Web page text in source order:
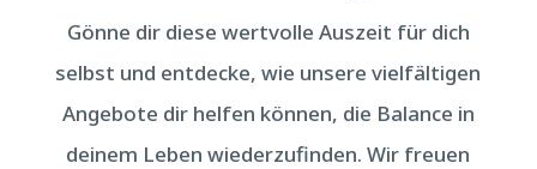
Gönne dir diese wertvolle Auszeit für dich
selbst und entdecke, wie unsere vielfältigen
Angebote dir helfen können, die Balance in
deinem Leben wiederzufinden. Wir freuen